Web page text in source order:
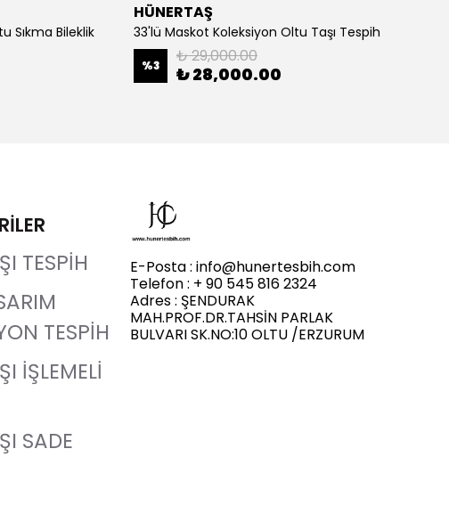
Sıkma Bileklik
HÜNERTAŞ
33'lü Maskot Koleksiyon Oltu Taşı Tespih
%3 ₺ 29,000.00
₺ 28,000.00
TESPİH
TESPİH
İŞLEMELİ
SADE
E-Posta : info@hunertesbih.com
Telefon : + 90 545 816 2324
Adres : ŞENDURAK
MAH.PROF.DR.TAHSİN PARLAK
BULVARI SK.NO:10 OLTU /ERZURUM